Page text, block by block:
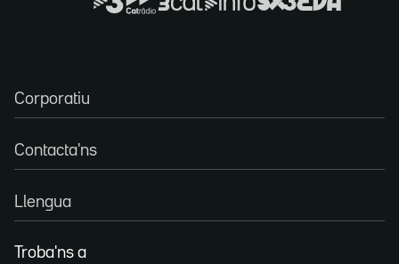
Corporatiu
Contacta'ns
Llengua
Troba'ns a